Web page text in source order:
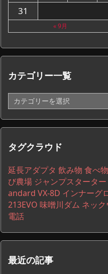
31
« 9月
カテゴリー一覧
カ
テ
ゴ
リ
一
タグクラウド
延長アダプタ 飲み物 食べ物
び農場 ジャンプスターター
andard VX-8D インナーグ
213EVO 味噌川ダム ネッ
電話
最近の記事